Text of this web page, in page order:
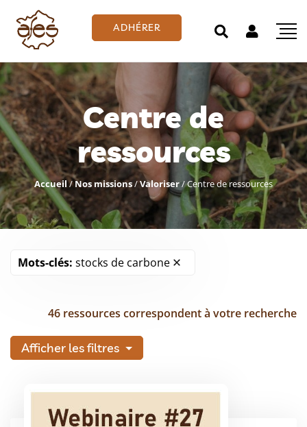
ADHÉRER
Centre de
ressources
Accueil/Nos missions/Valoriser/Centre de ressources
Mots-clés: stocks de carbone
46 ressources correspondent à votre recherche
Afficher les filtres